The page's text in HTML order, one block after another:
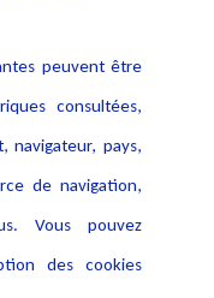
peuvent être
consultées,
navigateur, pays,
de navigation,
Vous pouvez
des cookies